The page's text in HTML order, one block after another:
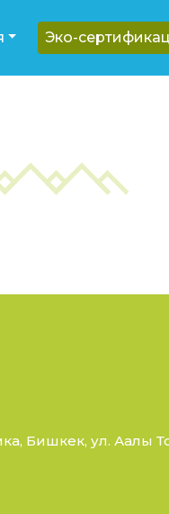
Эко-
Бишкек, ул. Аалы